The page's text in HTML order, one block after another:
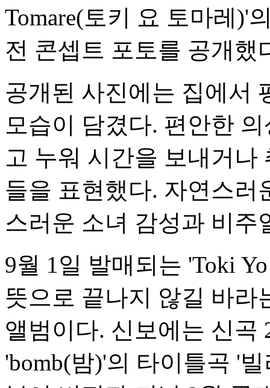
Tomare(토키 요 토마레)'
전 콘셉트 포토를 공개했
공개된 사진에는 집에서
모습이 담겼다. 편안한
고 누워 시간을 보내거나
들을 표현했다. 자연스러
스러운 소녀 감성과 비주
9월 1일 발매되는 'Toki
뜻으로 끝나지 않길 바라
앨범이다. 신보에는 신곡
'bomb(밤)'의 타이틀곡 '